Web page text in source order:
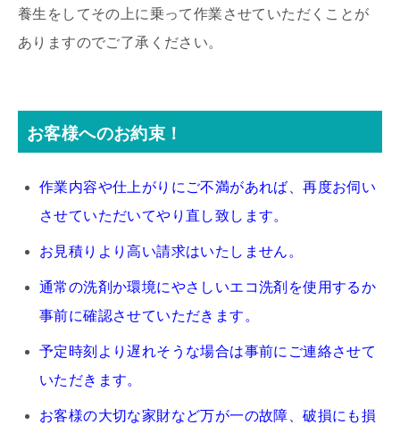
養生をしてその上に乗って作業させていただくことが
ありますのでご了承ください。
お客様へのお約束！
作業内容や仕上がりにご不満があれば、再度お伺い
させていただいてやり直し致します。
お見積りより高い請求はいたしません。
通常の洗剤か環境にやさしいエコ洗剤を使用するか
事前に確認させていただきます。
予定時刻より遅れそうな場合は事前にご連絡させて
いただきます。
お客様の大切な家財など万が一の故障、破損にも損